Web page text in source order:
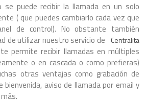
se puede recibir la llamada en un solo
( que puedes cambiarlo cada vez que
de control). No obstante también
de utilizar nuestro servicio de
Centralita
permite recibir llamadas en múltiples
o en cascada o como prefieras)
otras ventajas como grabación de
bienvenida, aviso de llamada por email y